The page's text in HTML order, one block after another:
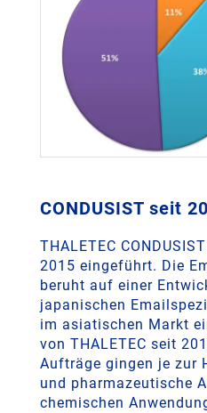
CONDUSIST seit
THALETEC
2015 eingeführt. Die
beruht auf einer
japanischen
im asiatischen Markt
von THALETEC seit
Aufträge gingen je zur
und pharmazeutische
chemischen